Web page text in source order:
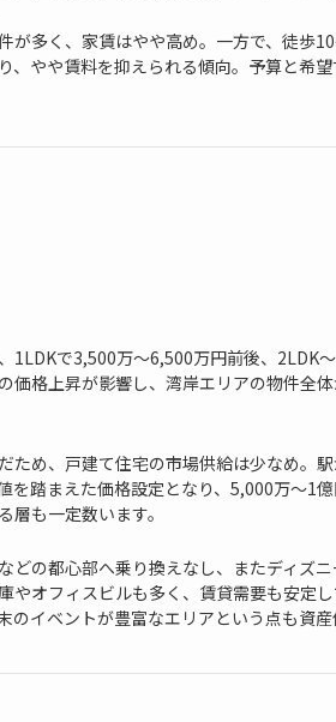
が多く、家賃はやや高め。一方で、徒歩
、やや賃料を抑えられる傾向。予算と希
1LDKで3,500万～6,500万円前後、2LDK
価格上昇が影響し、湾岸エリアの物件全
ため、戸建て住宅の市場供給は少なめ。
を踏まえた価格設定となり、5,000万～1
も一定数います。
どの都心部へ乗り換えなし、またディズ
やオフィスビルも多く、賃貸需要も安定
のイベントが豊富なエリアという点も資産